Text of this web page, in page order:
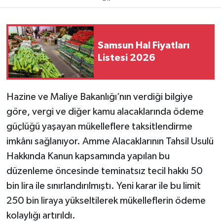
Samsun Hal Fiyatları
Listesi 2026
Hazine ve Maliye Bakanlığı’nın verdiği bilgiye
göre, vergi ve diğer kamu alacaklarında ödeme
güçlüğü yaşayan mükelleflere taksitlendirme
imkânı sağlanıyor. Amme Alacaklarının Tahsil Usulü
Hakkında Kanun kapsamında yapılan bu
düzenleme öncesinde teminatsız tecil hakkı 50
bin lira ile sınırlandırılmıştı. Yeni karar ile bu limit
250 bin liraya yükseltilerek mükelleflerin ödeme
kolaylığı artırıldı.